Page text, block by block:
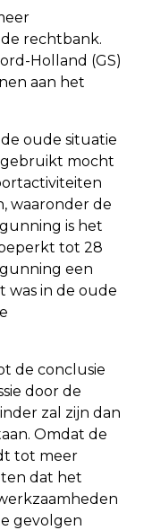
rechtbank.
Holland (GS)
aan het
oude situatie
mocht
waaronder de
is het
tot 28
een
was in de oude
de conclusie
door de
zal zijn dan
Omdat de
tot meer
dat het
gevolgen